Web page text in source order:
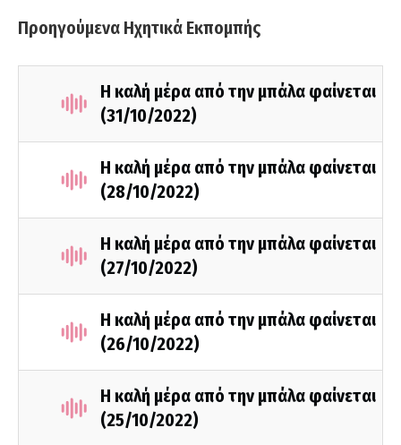
Προηγούμενα Ηχητικά Εκπομπής
Η καλή μέρα από την μπάλα φαίνεται
(31/10/2022)
Η καλή μέρα από την μπάλα φαίνεται
(28/10/2022)
Η καλή μέρα από την μπάλα φαίνεται
(27/10/2022)
Η καλή μέρα από την μπάλα φαίνεται
(26/10/2022)
Η καλή μέρα από την μπάλα φαίνεται
(25/10/2022)